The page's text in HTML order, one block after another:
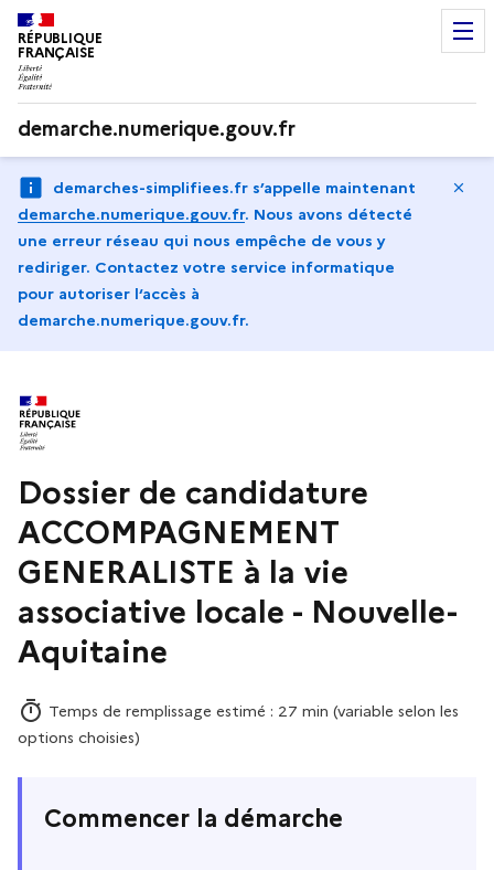
RÉPUBLIQUE
FRANÇAISE
demarche.numerique.gouv.fr
demarches-simplifiees.fr s’appelle maintenant
demarche.numerique.gouv.fr. Nous avons détecté
une erreur réseau qui nous empêche de vous y
rediriger. Contactez votre service informatique
pour autoriser l‘accès à
demarche.numerique.gouv.fr.
Dossier de candidature
ACCOMPAGNEMENT
GENERALISTE à la vie
associative locale - Nouvelle-
Aquitaine
Temps de remplissage estimé : 27 min (variable selon les
options choisies)
Commencer la démarche